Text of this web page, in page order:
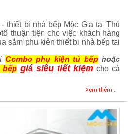
thiết bị nhà bếp Mộc Gia tại Thủ
thuận tiện cho việc khách hàng
sắm phụ kiện thiết bị nhà bếp tại
Combo phụ kiện tủ bếphoặc
bếp giá siêu tiết kiệm cho cả
Xem thêm...